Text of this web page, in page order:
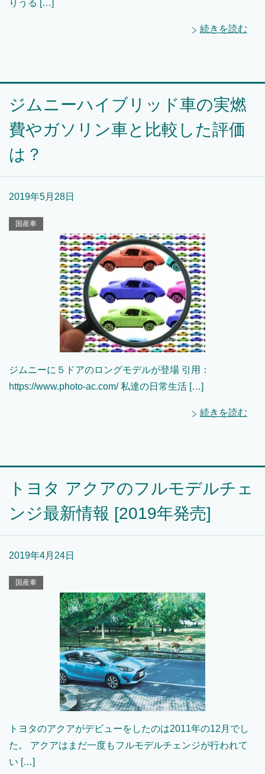
りうる […]
続きを読む
ジムニーハイブリッド車の実燃
費やガソリン車と比較した評価
は？
2019年5月28日
国産車
ジムニーに５ドアのロングモデルが登場 引用：
https://www.photo-ac.com/ 私達の日常生活 […]
続きを読む
トヨタ アクアのフルモデルチェ
ンジ最新情報 [2019年発売]
2019年4月24日
国産車
トヨタのアクアがデビューをしたのは2011年の12月でし
た。 アクアはまだ一度もフルモデルチェンジが行われて
い […]